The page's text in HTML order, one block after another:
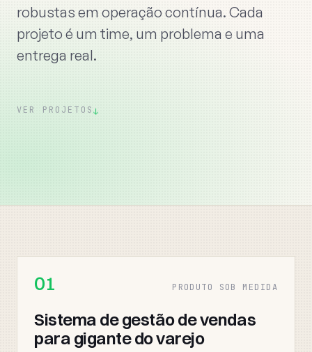
robustas em operação contínua. Cada
projeto é um time, um problema e uma
entrega real.
VER PROJETOS↓
01 PRODUTO SOB MEDIDA
Sistema de gestão de vendas
para gigante do varejo